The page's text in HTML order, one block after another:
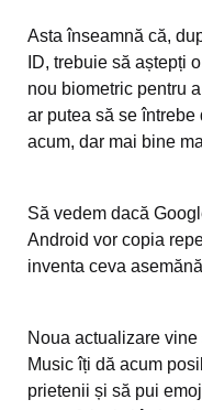
Asta înseamnă că,
ID, trebuie să aștepți
nou biometric pentru
ar putea să se întrebe
acum, dar mai bine
Să vedem dacă
Android vor copia
inventa ceva
Noua actualizare
Music îți dă acum
prietenii și să pui